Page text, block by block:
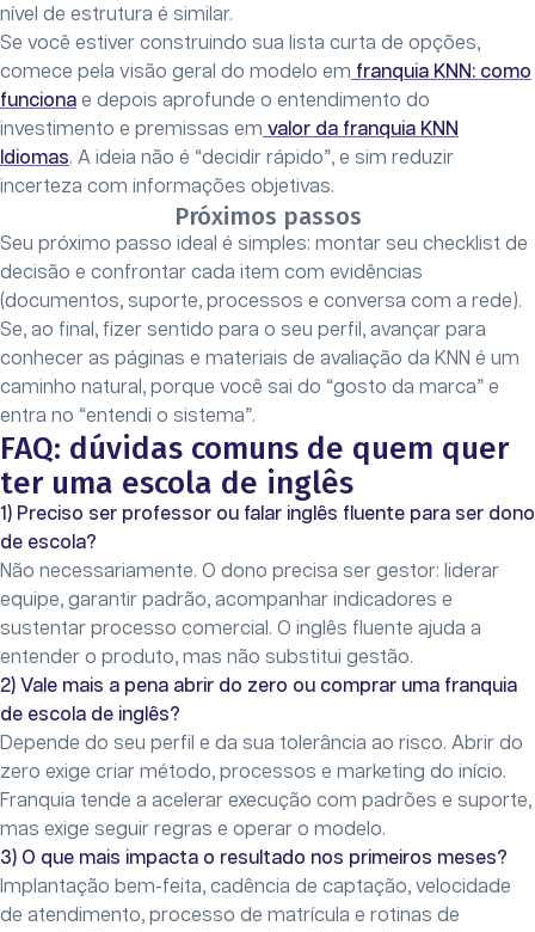
nível de estrutura é similar.
Se você estiver construindo sua lista curta de opções,
comece pela visão geral do modelo em franquia KNN: como
funciona e depois aprofunde o entendimento do
investimento e premissas em valor da franquia KNN
Idiomas. A ideia não é “decidir rápido”, e sim reduzir
incerteza com informações objetivas.
Próximos passos
Seu próximo passo ideal é simples: montar seu checklist de
decisão e confrontar cada item com evidências
(documentos, suporte, processos e conversa com a rede).
Se, ao final, fizer sentido para o seu perfil, avançar para
conhecer as páginas e materiais de avaliação da KNN é um
caminho natural, porque você sai do “gosto da marca” e
entra no “entendi o sistema”.
FAQ: dúvidas comuns de quem quer
ter uma escola de inglês
1) Preciso ser professor ou falar inglês fluente para ser dono
de escola?
Não necessariamente. O dono precisa ser gestor: liderar
equipe, garantir padrão, acompanhar indicadores e
sustentar processo comercial. O inglês fluente ajuda a
entender o produto, mas não substitui gestão.
2) Vale mais a pena abrir do zero ou comprar uma franquia
de escola de inglês?
Depende do seu perfil e da sua tolerância ao risco. Abrir do
zero exige criar método, processos e marketing do início.
Franquia tende a acelerar execução com padrões e suporte,
mas exige seguir regras e operar o modelo.
3) O que mais impacta o resultado nos primeiros meses?
Implantação bem-feita, cadência de captação, velocidade
de atendimento, processo de matrícula e rotinas de